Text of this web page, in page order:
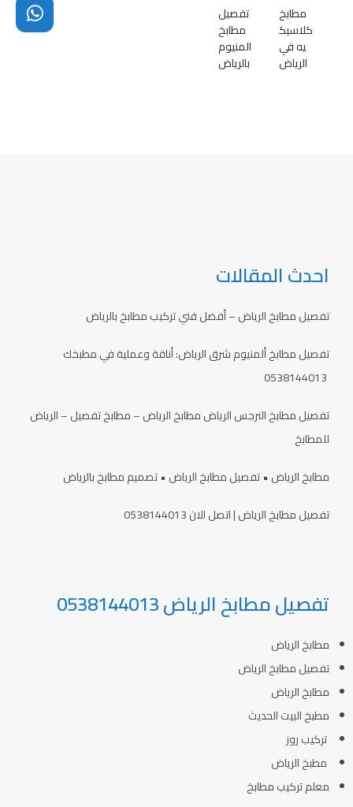
مطابخ
كلاسيك
يه في
الرياض
تفصيل
مطابخ
المنيوم
بالرياض
احدث المقالات
تفصيل مطابخ الرياض – أفضل فني تركيب مطابخ بالرياض
تفصيل مطابخ ألمنيوم شرق الرياض: أناقة وعملية في مطبخك
تفصيل مطابخ النرجس الرياض مطابخ الرياض – مطابخ تفصيل – الرياض
للمطابخ
مطابخ الرياض • تفصيل مطابخ الرياض • تصميم مطابخ بالرياض
تفصيل مطابخ الرياض | اتصل الان 0538144013
تفصيل مطابخ الرياض 0538144013
مطابخ الرياض
تفصيل مطابخ الرياض
مطابخ الرياض
مطبخ البيت الحديث
تركيب روز
مطبخ الرياض
معلم تركيب مطابخ